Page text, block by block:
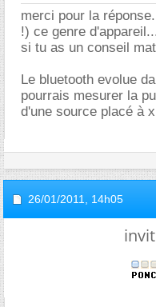
merci pour la
!) ce genre
si tu as un conseil
Le bluetooth evolue
pourrais mesurer la
d'une source placé à
26/01/2011, 14h05